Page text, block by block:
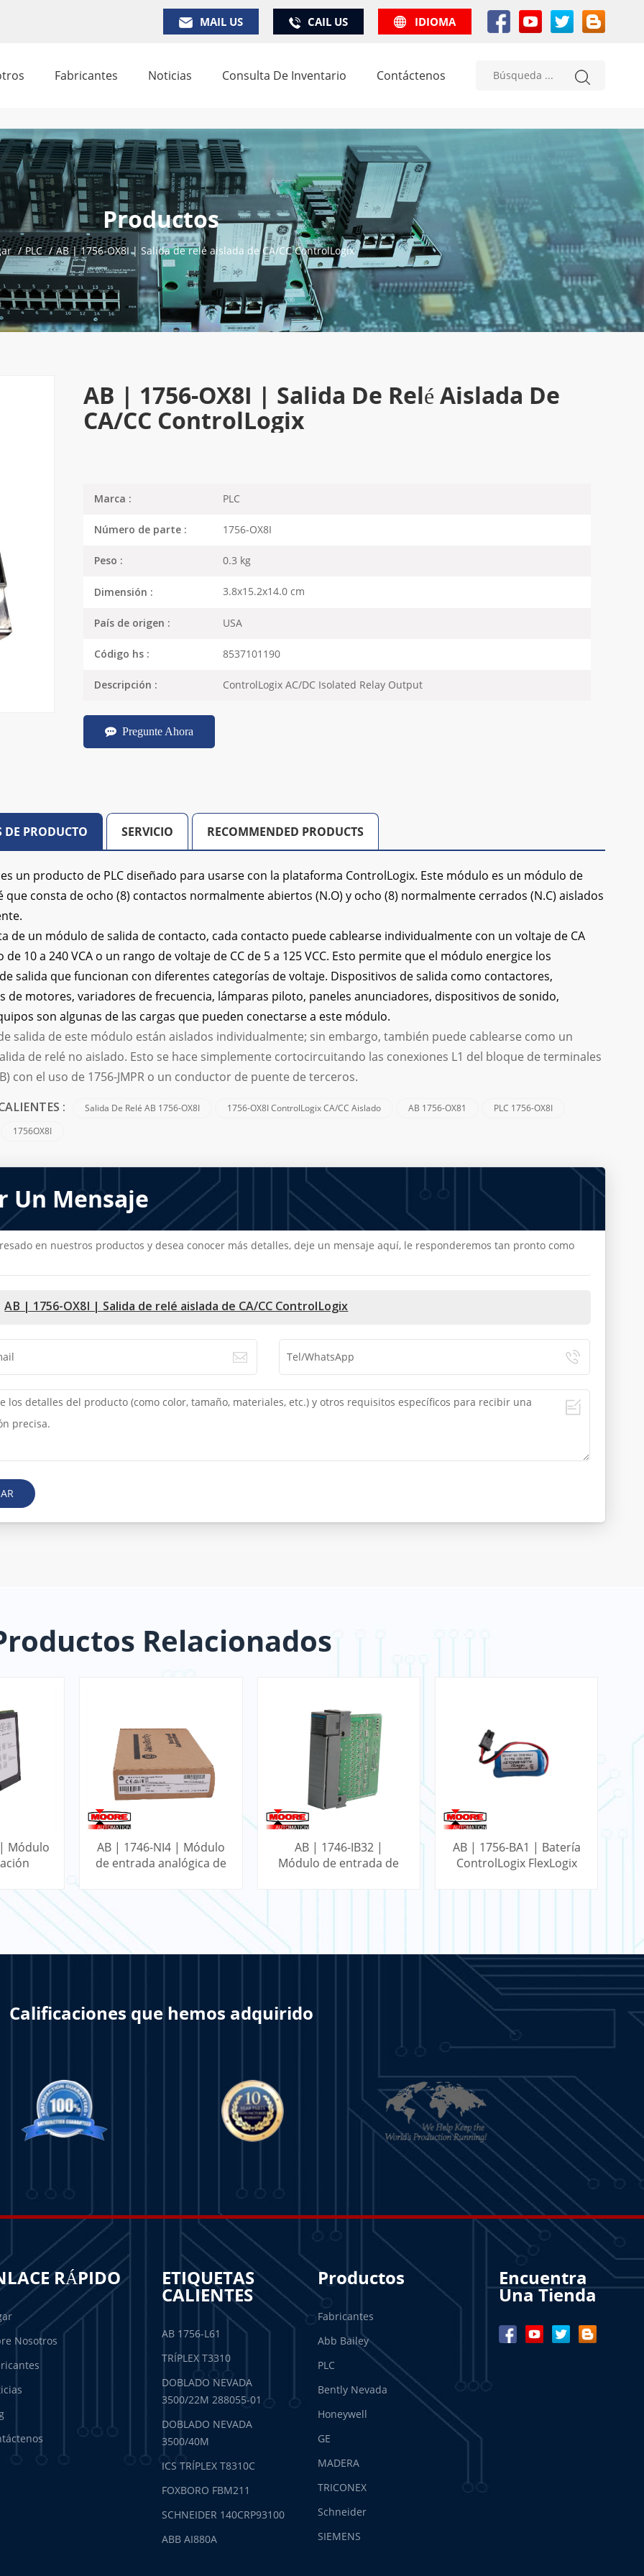
MAIL US CAIL US IDIOMA
Fabricantes Noticias Consulta De Inventario Contáctenos
Productos
/ PLC / AB | 1756-OX8I | Salida de relé aislada de CA/CC ControlLogix
AB | 1756-OX8I | Salida De Relé Aislada De
CA/CC ControlLogix
Marca : PLC
Número de parte : 1756-OX8I
Peso : 0.3 kg
Dimensión : 3.8x15.2x14.0 cm
País de origen : USA
Código hs : 8537101190
Descripción : ControlLogix AC/DC Isolated Relay Output
Pregunte Ahora
DE PRODUCTO SERVICIO RECOMMENDED PRODUCTS
es un producto de PLC diseñado para usarse con la plataforma ControlLogix. Este módulo es un módulo de
que consta de ocho (8) contactos normalmente abiertos (N.O) y ocho (8) normalmente cerrados (N.C) aislados
de un módulo de salida de contacto, cada contacto puede cablearse individualmente con un voltaje de CA
de 10 a 240 VCA o un rango de voltaje de CC de 5 a 125 VCC. Esto permite que el módulo energice los
salida que funcionan con diferentes categorías de voltaje. Dispositivos de salida como contactores,
de motores, variadores de frecuencia, lámparas piloto, paneles anunciadores, dispositivos de sonido,
son algunas de las cargas que pueden conectarse a este módulo.
salida de este módulo están aislados individualmente; sin embargo, también puede cablearse como un
de relé no aislado. Esto se hace simplemente cortocircuitando las conexiones L1 del bloque de terminales
con el uso de 1756-JMPR o un conductor de puente de terceros.
: Salida De Relé AB 1756-OX8I 1756-OX8I ControlLogix CA/CC Aislado AB 1756-OX81
PLC 1756-OX8I
1756OX8I
Un Mensaje
en nuestros productos y desea conocer más detalles, deje un mensaje aquí, le responderemos tan pronto como
AB | 1756-OX8I | Salida de relé aislada de CA/CC ControlLogix
Relacionados
Módulo
AB | 1746-NI4 | Módulo
de entrada analógica de
APRENDE MÁS
AB | 1746-IB32 |
Módulo de entrada de
APRENDE MÁS
AB | 1756-BA1 | Batería
ControlLogix FlexLogix
APRENDE MÁS
Calificaciones que hemos adquirido
RÁPIDO
Nosotros
ETIQUETAS
CALIENTES
AB 1756-L61
TRÍPLEX T3310
DOBLADO NEVADA
3500/22M 288055-01
DOBLADO NEVADA
3500/40M
ICS TRÍPLEX T8310C
FOXBORO FBM211
SCHNEIDER 140CRP93100
ABB AI880A
Productos
Fabricantes
Abb Bailey
PLC
Bently Nevada
Honeywell
GE
MADERA
TRICONEX
Schneider
SIEMENS
Encuentra
Una Tienda